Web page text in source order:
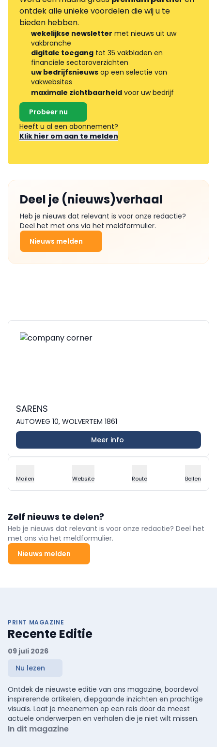
ontdek alle unieke voordelen die wij u te
bieden hebben.
wekelijkse newsletter met nieuws uit uw
vakbranche
digitale toegang tot 35 vakbladen en
financiële sectoroverzichten
uw bedrijfsnieuws op een selectie van
vakwebsites
maximale zichtbaarheid voor uw bedrijf
Probeer nu
Heeft u al een abonnement?
Klik hier om aan te melden
Deel je (nieuws)verhaal
Heb je nieuws dat relevant is voor onze redactie?
Deel het met ons via het meldformulier.
Nieuws melden
SARENS
AUTOWEG 10, WOLVERTEM 1861
Meer info
Mailen Website Route Bellen
Zelf nieuws te delen?
Heb je nieuws dat relevant is voor onze redactie? Deel het
met ons via het meldformulier.
Nieuws melden
PRINT MAGAZINE
Recente Editie
09 juli 2026
Nu lezen
Ontdek de nieuwste editie van ons magazine, boordevol
inspirerende artikelen, diepgaande inzichten en prachtige
visuals. Laat je meenemen op een reis door de meest
actuele onderwerpen en verhalen die je niet wilt missen.
In dit magazine